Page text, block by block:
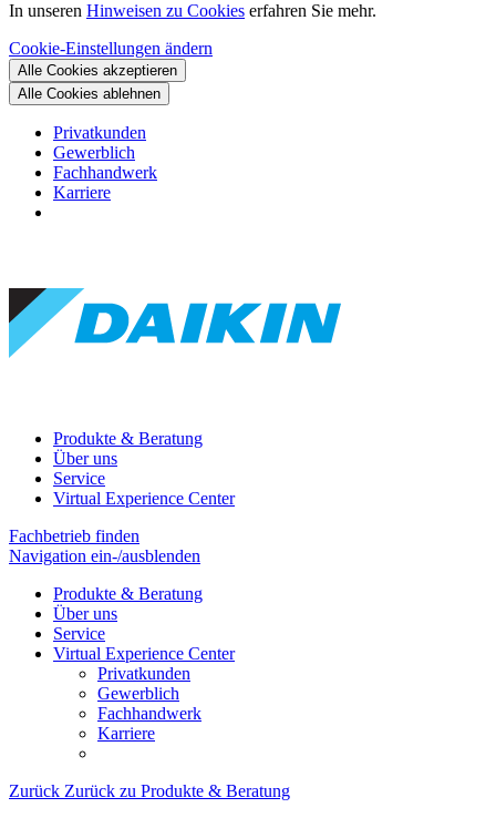
In unseren Hinweisen zu Cookies erfahren Sie mehr.
Cookie-Einstellungen ändern
Alle Cookies akzeptieren
Alle Cookies ablehnen
Privatkunden
Gewerblich
Fachhandwerk
Karriere
Produkte & Beratung
Über uns
Service
Virtual Experience Center
Fachbetrieb finden
Navigation ein-/ausblenden
Produkte & Beratung
Über uns
Service
Virtual Experience Center
Privatkunden
Gewerblich
Fachhandwerk
Karriere
Zurück Zurück zu Produkte & Beratung